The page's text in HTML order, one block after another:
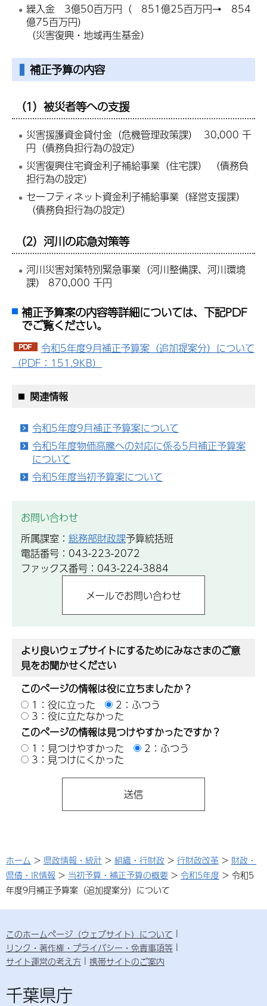
繰入金 3億50百万円（ 851億25百万円→ 854
億75百万円）
（災害復興・地域再生基金）
補正予算の内容
（1）被災者等への支援
災害援護資金貸付金（危機管理政策課） 30,000 千
円（債務負担行為の設定）
災害復興住宅資金利子補給事業（住宅課） （債務負
担行為の設定）
セーフティネット資金利子補給事業（経営支援課）
（債務負担行為の設定）
（2）河川の応急対策等
河川災害対策特別緊急事業（河川整備課、河川環境
課） 870,000 千円
補正予算案の内容等詳細については、下記PDF
でご覧ください。
令和5年度9月補正予算案（追加提案分）について
（PDF：151.9KB）
関連情報
令和5年度9月補正予算案について
令和5年度物価高騰への対応に係る5月補正予算案
について
令和5年度当初予算案について
お問い合わせ
所属課室： 総務部財政課予算統括班
電話番号：043-223-2072
ファックス番号：043-224-3884
より良いウェブサイトにするためにみなさまのご意
見をお聞かせください
このページの情報は役に立ちましたか？
1：役に立った
2：ふつう
3：役に立たなかった
このページの情報は見つけやすかったですか？
1：見つけやすかった
2：ふつう
3：見つけにくかった
ホーム > 県政情報・統計 > 組織・行財政 > 行財政改革 > 財政・
県債・IR情報 > 当初予算・補正予算の概要 > 令和5年度 > 令和5
年度9月補正予算案（追加提案分）について
このホームページ（ウェブサイト）について
リンク・著作権・プライバシー・免責事項等
サイト運営の考え方
携帯サイトのご案内
千葉県庁